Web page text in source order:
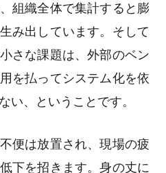
組織全体で集計すると膨
み出しています。そして
さな課題は、外部のベン
を払ってシステム化を依
い、ということです。
便は放置され、現場の疲
下を招きます。身の丈に